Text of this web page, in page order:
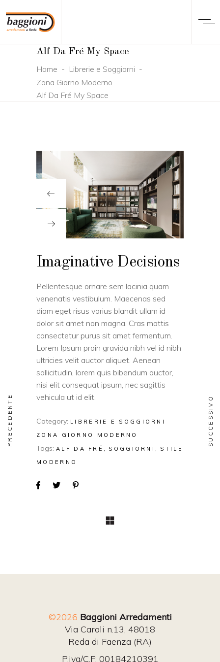
Alf Da Fré My Space
Home - Librerie e Soggiorni -
Zona Giorno Moderno -
Alf Da Fré My Space
Imaginative Decisions
Pellentesque ornare sem lacinia quam
venenatis vestibulum. Maecenas sed
diam eget risus varius blandit ullam id
dolor sit amet non magna. Cras mattis
consectetur purus sit amet fermentum.
Lorem Ipsum proin gravida nibh vel id nibh
ultricies velit auctor aliquet. Aenean
sollicitudin, lorem quis bibendum auctor,
nisi elit consequat ipsum, nec sagittis
vehicula ut id elit.
Category: LIBRERIE E SOGGIORNI
ZONA GIORNO MODERNO
Tags: ALF DA FRÉ SOGGIORNI
STILE
MODERNO
PRECEDENTE SUCCESSIVO
©2026 Baggioni Arredamenti
Via Caroli n.13, 48018
Reda di Faenza (RA)
P.iva/C.F: 00184210391